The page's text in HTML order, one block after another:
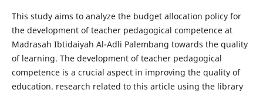
This study aims to analyze the budget allocation policy for
the development of teacher pedagogical competence at
Madrasah Ibtidaiyah Al-Adli Palembang towards the quality
of learning. The development of teacher pedagogical
competence is a crucial aspect in improving the quality of
education. research related to this article using the library